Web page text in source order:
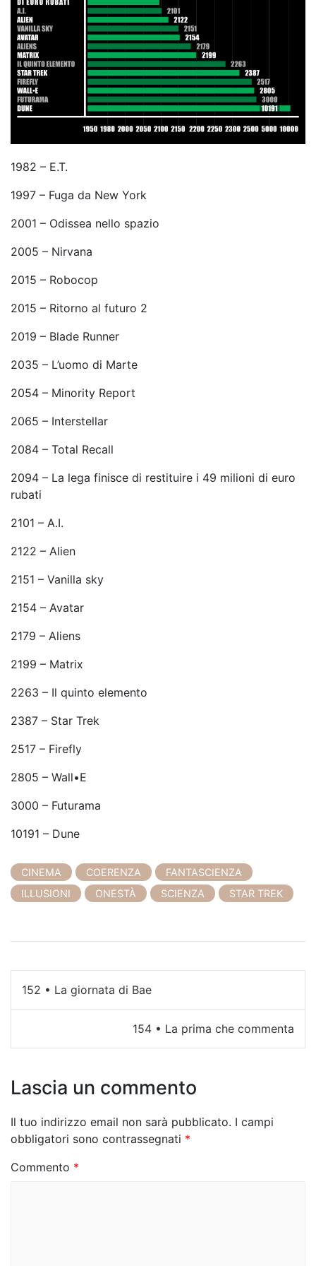
1982 – E.T.
1997 – Fuga da New York
2001 – Odissea nello spazio
2005 – Nirvana
2015 – Robocop
2015 – Ritorno al futuro 2
2019 – Blade Runner
2035 – L’uomo di Marte
2054 – Minority Report
2065 – Interstellar
2084 – Total Recall
2094 – La lega finisce di restituire i 49 milioni di euro
rubati
2101 – A.I.
2122 – Alien
2151 – Vanilla sky
2154 – Avatar
2179 – Aliens
2199 – Matrix
2263 – Il quinto elemento
2387 – Star Trek
2517 – Firefly
2805 – Wall•E
3000 – Futurama
10191 – Dune
CINEMA COERENZA
FANTASCIENZA
ILLUSIONI
ONESTÀ SCIENZA STAR TREK
N
a
g
a
z
i
152 • La giornata di Bae
154 • La prima che commenta
Lascia un commento
Il tuo indirizzo email non sarà pubblicato. I campi
obbligatori sono contrassegnati *
Commento *